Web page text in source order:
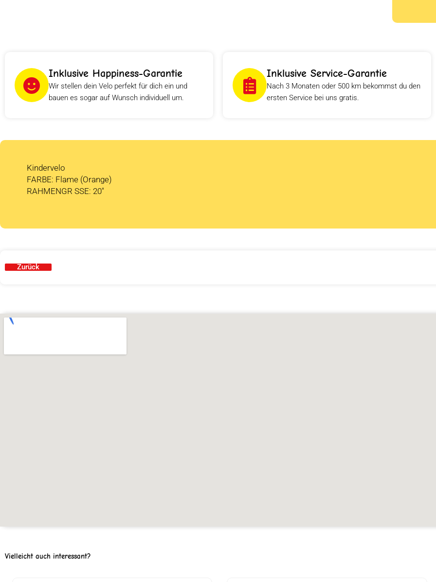
Inklusive Happiness-Garantie
Wir stellen dein Velo perfekt für dich ein und
bauen es sogar auf Wunsch individuell um.
Inklusive Service-Garantie
Nach 3 Monaten oder 500 km bekommst du den
ersten Service bei uns gratis.
Kindervelo
FARBE: Flame (Orange)
RAHMENGR SSE: 20″
Zurück
Vielleicht auch interessant?